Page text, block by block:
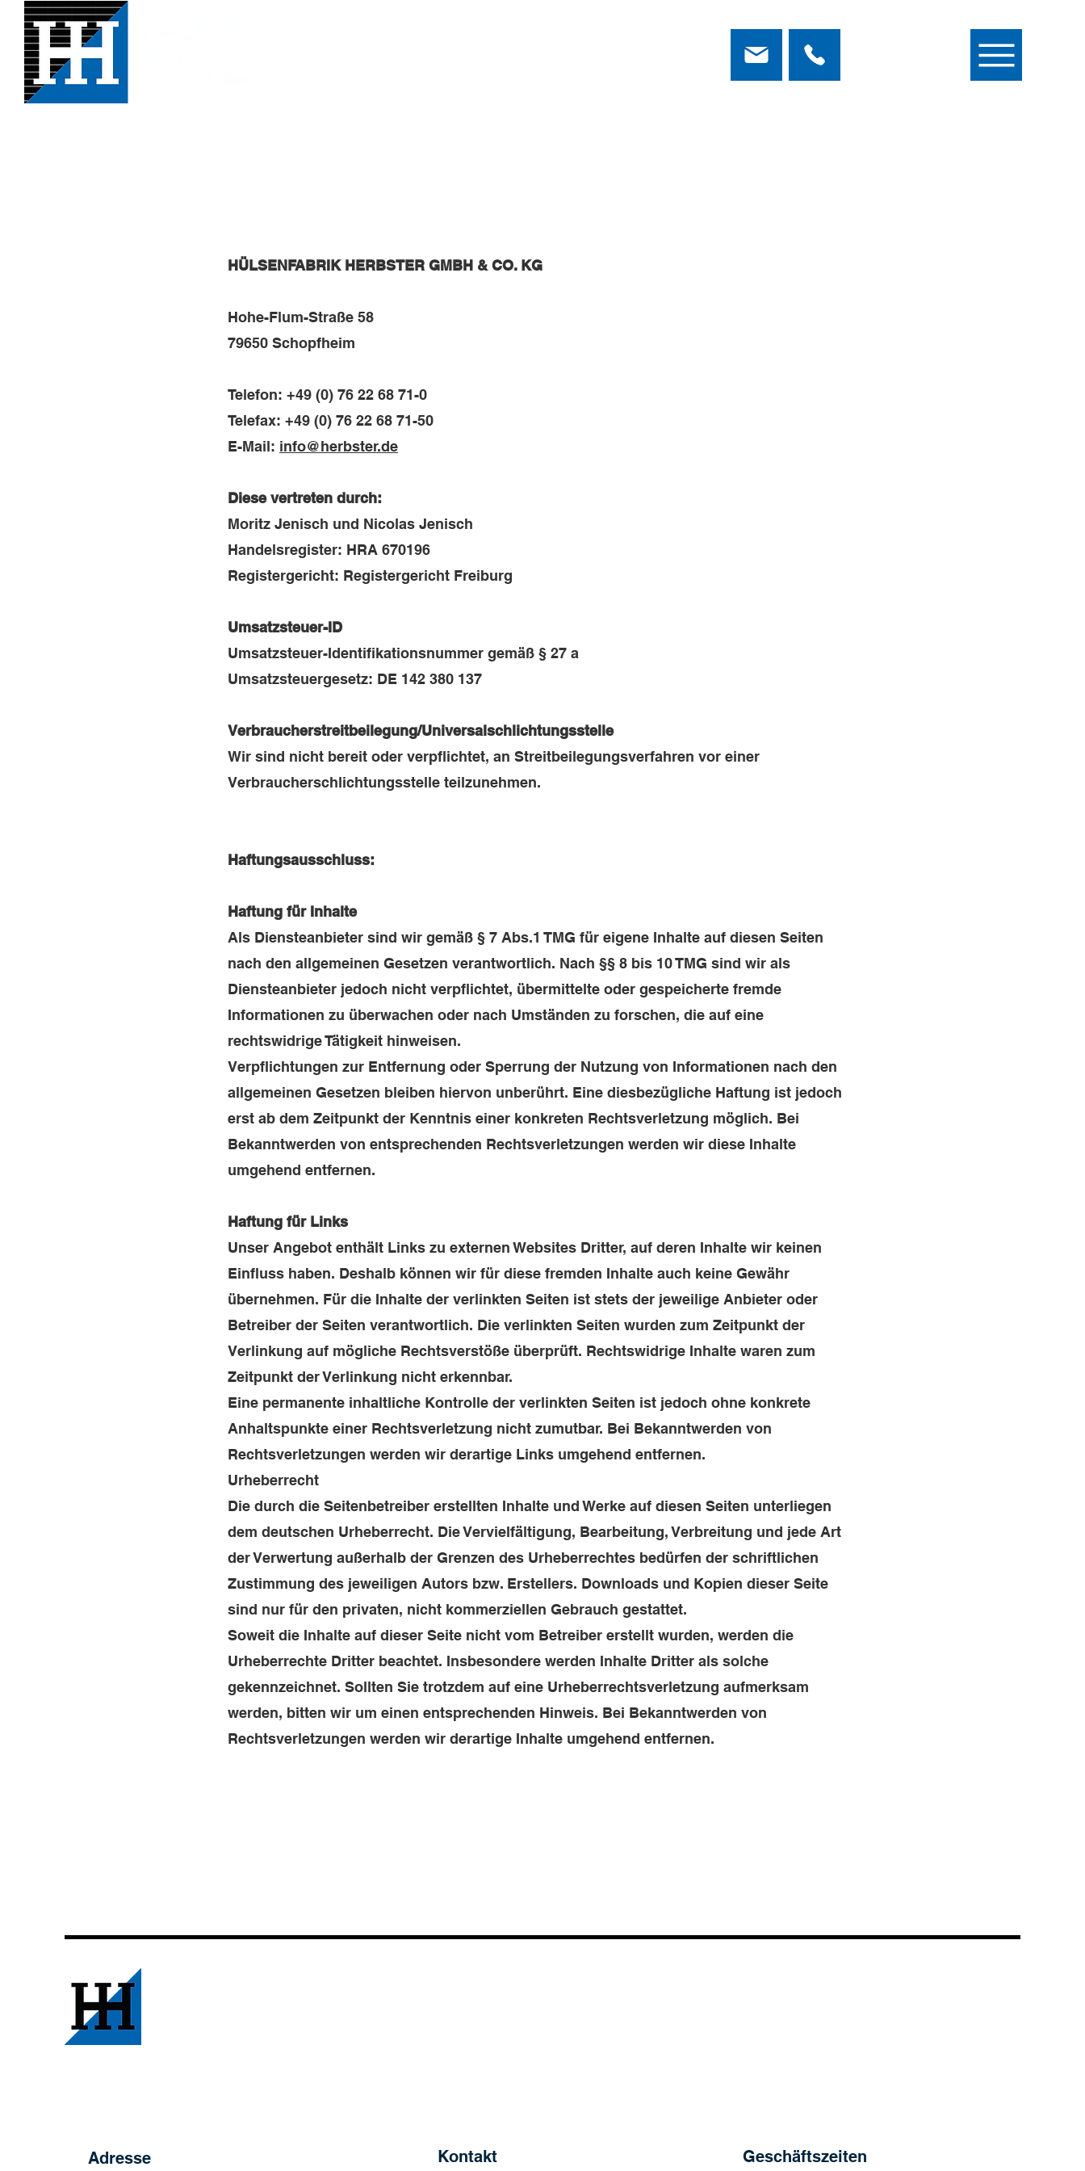
HÜLSENFABRIK HERBSTER GMBH & CO. KG
Hohe-Flum-Straße 58
79650 Schopfheim
Telefon: +49 (0) 76 22 68 71-0
Telefax: +49 (0) 76 22 68 71-50
E-Mail: info@herbster.de
Diese vertreten durch:
Moritz Jenisch und Nicolas Jenisch
Handelsregister: HRA 670196
Registergericht: Registergericht Freiburg
Umsatzsteuer-ID
Umsatzsteuer-Identifikationsnummer gemäß § 27 a
Umsatzsteuergesetz: DE 142 380 137
Verbraucher­streit­beilegung/Universal­schlichtungs­stelle
Wir sind nicht bereit oder verpflichtet, an Streitbeilegungsverfahren vor einer
Verbraucherschlichtungsstelle teilzunehmen.
Haftungsausschluss:
Haftung für Inhalte
Als Diensteanbieter sind wir gemäß § 7 Abs.1 TMG für eigene Inhalte auf diesen Seiten
nach den allgemeinen Gesetzen verantwortlich. Nach §§ 8 bis 10 TMG sind wir als
Diensteanbieter jedoch nicht verpflichtet, übermittelte oder gespeicherte fremde
Informationen zu überwachen oder nach Umständen zu forschen, die auf eine
rechtswidrige Tätigkeit hinweisen.
Verpflichtungen zur Entfernung oder Sperrung der Nutzung von Informationen nach den
allgemeinen Gesetzen bleiben hiervon unberührt. Eine diesbezügliche Haftung ist jedoch
erst ab dem Zeitpunkt der Kenntnis einer konkreten Rechtsverletzung möglich. Bei
Bekanntwerden von entsprechenden Rechtsverletzungen werden wir diese Inhalte
umgehend entfernen.
Haftung für Links
Unser Angebot enthält Links zu externen Websites Dritter, auf deren Inhalte wir keinen
Einfluss haben. Deshalb können wir für diese fremden Inhalte auch keine Gewähr
übernehmen. Für die Inhalte der verlinkten Seiten ist stets der jeweilige Anbieter oder
Betreiber der Seiten verantwortlich. Die verlinkten Seiten wurden zum Zeitpunkt der
Verlinkung auf mögliche Rechtsverstöße überprüft. Rechtswidrige Inhalte waren zum
Zeitpunkt der Verlinkung nicht erkennbar.
Eine permanente inhaltliche Kontrolle der verlinkten Seiten ist jedoch ohne konkrete
Anhaltspunkte einer Rechtsverletzung nicht zumutbar. Bei Bekanntwerden von
Rechtsverletzungen werden wir derartige Links umgehend entfernen.
Urheberrecht
Die durch die Seitenbetreiber erstellten Inhalte und Werke auf diesen Seiten unterliegen
dem deutschen Urheberrecht. Die Vervielfältigung, Bearbeitung, Verbreitung und jede Art
der Verwertung außerhalb der Grenzen des Urheberrechtes bedürfen der schriftlichen
Zustimmung des jeweiligen Autors bzw. Erstellers. Downloads und Kopien dieser Seite
sind nur für den privaten, nicht kommerziellen Gebrauch gestattet.
Soweit die Inhalte auf dieser Seite nicht vom Betreiber erstellt wurden, werden die
Urheberrechte Dritter beachtet. Insbesondere werden Inhalte Dritter als solche
gekennzeichnet. Sollten Sie trotzdem auf eine Urheberrechtsverletzung aufmerksam
werden, bitten wir um einen entsprechenden Hinweis. Bei Bekanntwerden von
Rechtsverletzungen werden wir derartige Inhalte umgehend entfernen.
Adresse Kontakt Geschäftszeiten